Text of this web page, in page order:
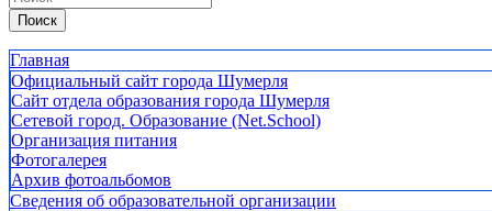
Поиск
Главная
Официальный сайт города Шумерля
Сайт отдела образования города Шумерля
Сетевой город. Образование (Net.School)
Организация питания
Фотогалерея
Архив фотоальбомов
Сведения об образовательной организации